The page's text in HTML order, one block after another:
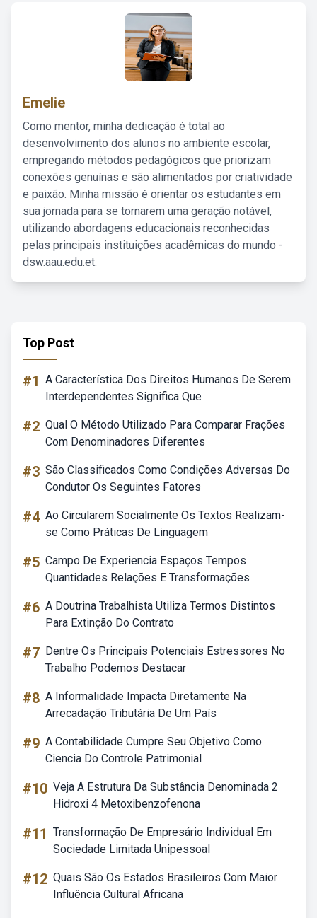
Emelie
Como mentor, minha dedicação é total ao
desenvolvimento dos alunos no ambiente escolar,
empregando métodos pedagógicos que priorizam
conexões genuínas e são alimentados por criatividade
e paixão. Minha missão é orientar os estudantes em
sua jornada para se tornarem uma geração notável,
utilizando abordagens educacionais reconhecidas
pelas principais instituições acadêmicas do mundo -
dsw.aau.edu.et.
Top Post
#1 A Característica Dos Direitos Humanos De Serem
Interdependentes Significa Que
#2 Qual O Método Utilizado Para Comparar Frações
Com Denominadores Diferentes
#3 São Classificados Como Condições Adversas Do
Condutor Os Seguintes Fatores
#4 Ao Circularem Socialmente Os Textos Realizam-
se Como Práticas De Linguagem
#5 Campo De Experiencia Espaços Tempos
Quantidades Relações E Transformações
#6 A Doutrina Trabalhista Utiliza Termos Distintos
Para Extinção Do Contrato
#7 Dentre Os Principais Potenciais Estressores No
Trabalho Podemos Destacar
#8 A Informalidade Impacta Diretamente Na
Arrecadação Tributária De Um País
#9 A Contabilidade Cumpre Seu Objetivo Como
Ciencia Do Controle Patrimonial
#10 Veja A Estrutura Da Substância Denominada 2
Hidroxi 4 Metoxibenzofenona
#11 Transformação De Empresário Individual Em
Sociedade Limitada Unipessoal
#12 Quais São Os Estados Brasileiros Com Maior
Influência Cultural Africana